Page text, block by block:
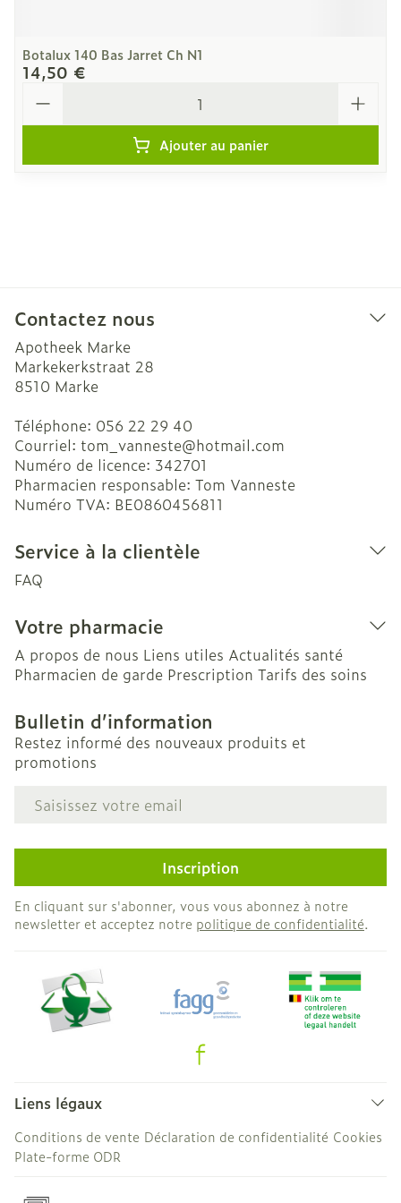
Botalux 140 Bas Jarret Ch N1
14,50 €
Ajouter au panier
Contactez nous
Apotheek Marke
Markekerkstraat 28
8510 Marke
Téléphone: 056 22 29 40
Courriel: tom_vanneste@hotmail.com
Numéro de licence: 342701
Pharmacien responsable: Tom Vanneste
Numéro TVA: BE0860456811
Service à la clientèle
FAQ
Votre pharmacie
A propos de nous Liens utiles Actualités santé
Pharmacien de garde Prescription Tarifs des soins
Bulletin d’information
Restez informé des nouveaux produits et
promotions
Adresse mail
Inscription
En cliquant sur s'abonner, vous vous abonnez à notre
newsletter et acceptez notre politique de confidentialité.
Liens légaux
Conditions de vente Déclaration de confidentialité Cookies
Plate-forme ODR